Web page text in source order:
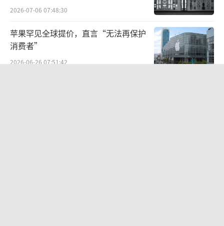
2026-07-06 07:48:30
苹果罕见全球提价，直言“无法再保护
消费者”
2026-06-26 07:51:42